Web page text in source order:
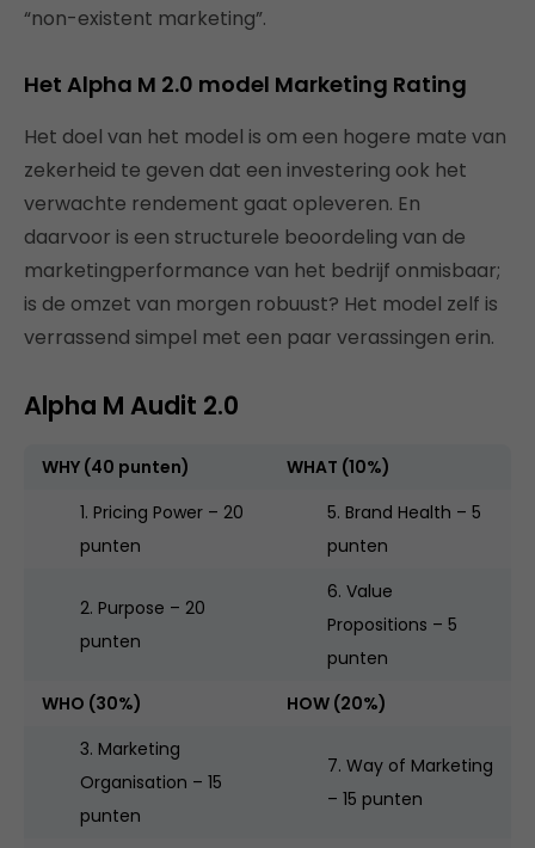
“non-existent marketing”.
Het Alpha M 2.0 model Marketing Rating
Het doel van het model is om een hogere mate van
zekerheid te geven dat een investering ook het
verwachte rendement gaat opleveren. En
daarvoor is een structurele beoordeling van de
marketingperformance van het bedrijf onmisbaar;
is de omzet van morgen robuust? Het model zelf is
verrassend simpel met een paar verassingen erin.
Alpha M Audit 2.0
WHY (40 punten)
WHAT (10%)
1. Pricing Power – 20
punten
5. Brand Health – 5
punten
2. Purpose – 20
punten
6. Value
Propositions – 5
punten
WHO (30%)
HOW (20%)
3. Marketing
Organisation – 15
punten
7. Way of Marketing
– 15 punten